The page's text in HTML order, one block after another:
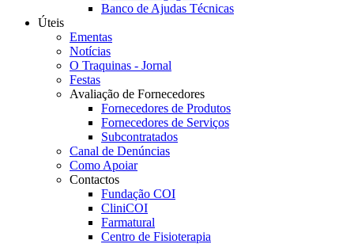
Banco de Ajudas Técnicas
Úteis
Ementas
Notícias
O Traquinas - Jornal
Festas
Avaliação de Fornecedores
Fornecedores de Produtos
Fornecedores de Serviços
Subcontratados
Canal de Denúncias
Como Apoiar
Contactos
Fundação COI
CliniCOI
Farmatural
Centro de Fisioterapia